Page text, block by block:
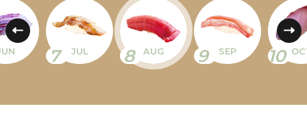
7 JUL 8 AUG 9 SEP 10